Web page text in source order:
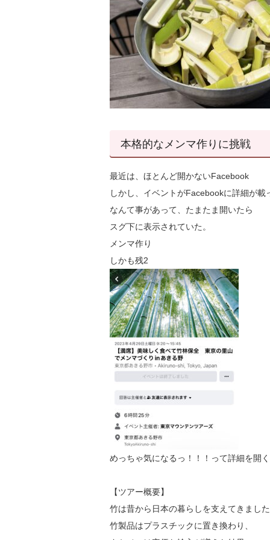
本格的なメンマ作りに挑戦
最近は、ほとんど開かないFacebook
しかし、イベントがFacebookに詳細が載
なんて事があって、たまたま開いたら
スグ下に表示されていた。
メンマ作り
しかも残2
めっちゃ気になるっ！！！って詳細を開
【ツアー概要】
竹は昔から日本の暮らしを支えてきまし
竹製品はプラスチックに置き換わり、